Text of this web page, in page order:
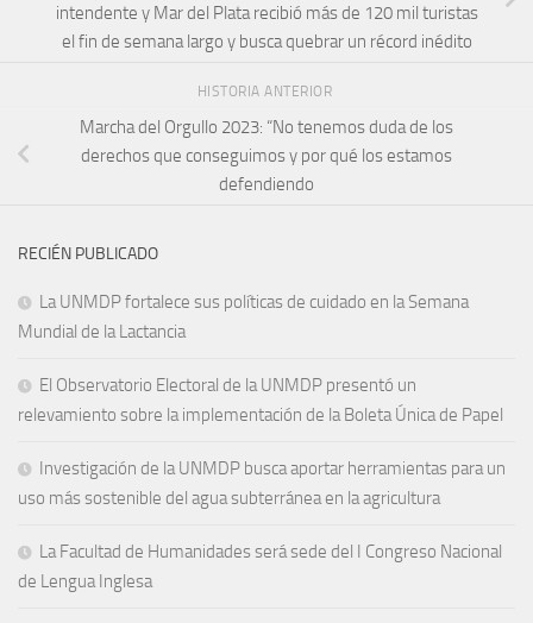
intendente y Mar del Plata recibió más de 120 mil turistas
el fin de semana largo y busca quebrar un récord inédito
HISTORIA ANTERIOR
Marcha del Orgullo 2023: “No tenemos duda de los
derechos que conseguimos y por qué los estamos
defendiendo
RECIÉN PUBLICADO
La UNMDP fortalece sus políticas de cuidado en la Semana
Mundial de la Lactancia
El Observatorio Electoral de la UNMDP presentó un
relevamiento sobre la implementación de la Boleta Única de Papel
Investigación de la UNMDP busca aportar herramientas para un
uso más sostenible del agua subterránea en la agricultura
La Facultad de Humanidades será sede del I Congreso Nacional
de Lengua Inglesa